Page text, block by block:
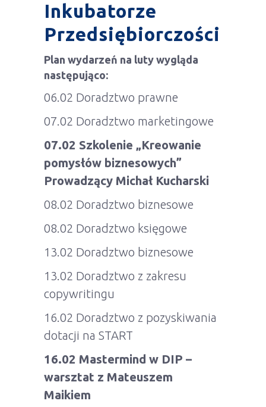
Inkubatorze
Przedsiębiorczości
Plan wydarzeń na luty wygląda
następująco:
06.02 Doradztwo prawne
07.02 Doradztwo marketingowe
07.02 Szkolenie „Kreowanie
pomysłów biznesowych”
Prowadzący Michał Kucharski
08.02 Doradztwo biznesowe
08.02 Doradztwo księgowe
13.02 Doradztwo biznesowe
13.02 Doradztwo z zakresu
copywritingu
16.02 Doradztwo z pozyskiwania
dotacji na START
16.02 Mastermind w DIP –
warsztat z Mateuszem
Maikiem